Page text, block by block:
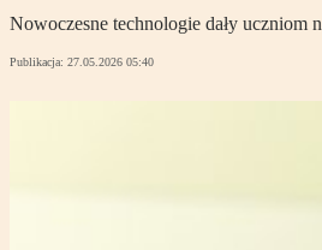
Nowoczesne technologie dały uczniom
Publikacja: 27.05.2026 05:40